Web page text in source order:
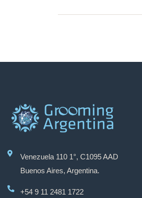
Venezuela 110 1°, C1095 AAD
Buenos Aires, Argentina.
+54 9 11 2481 1722